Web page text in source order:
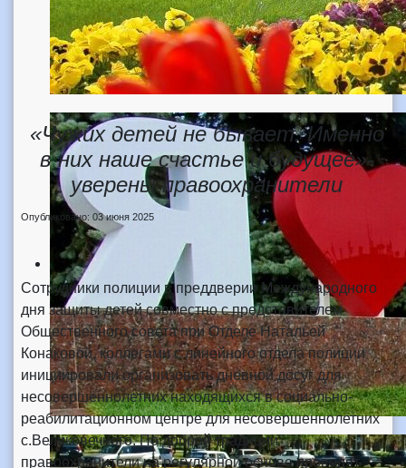
«Чужих детей не бывает. Именно
в них наше счастье и будущее»-
уверены правоохранители
Опубликовано: 03 июня 2025
Сотрудники полиции в преддверии Международного
дня защиты детей совместно с представителем
Общественного совета при Отделе Натальей
Конаковой, коллегами с линейного отдела полиции
инициировали организовать дневной досуг для
несовершеннолетних находящихся в социально-
реабилитационном центре для несовершеннолетних
с.Великовечного. По доброй традиции
правоохранители на регулярной основе проводят